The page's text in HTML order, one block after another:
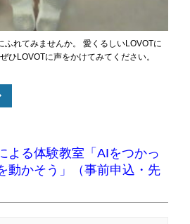
ふれてみませんか。 愛くるしいLOVOTに
ひLOVOTに声をかけてみてください。
よる体験教室「AIをつかっ
動かそう」（事前申込・先